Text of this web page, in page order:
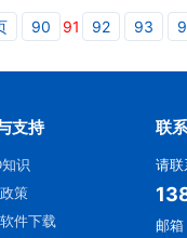
90 91 92 93
支持
知识
策
件下载
联
请联
邮箱